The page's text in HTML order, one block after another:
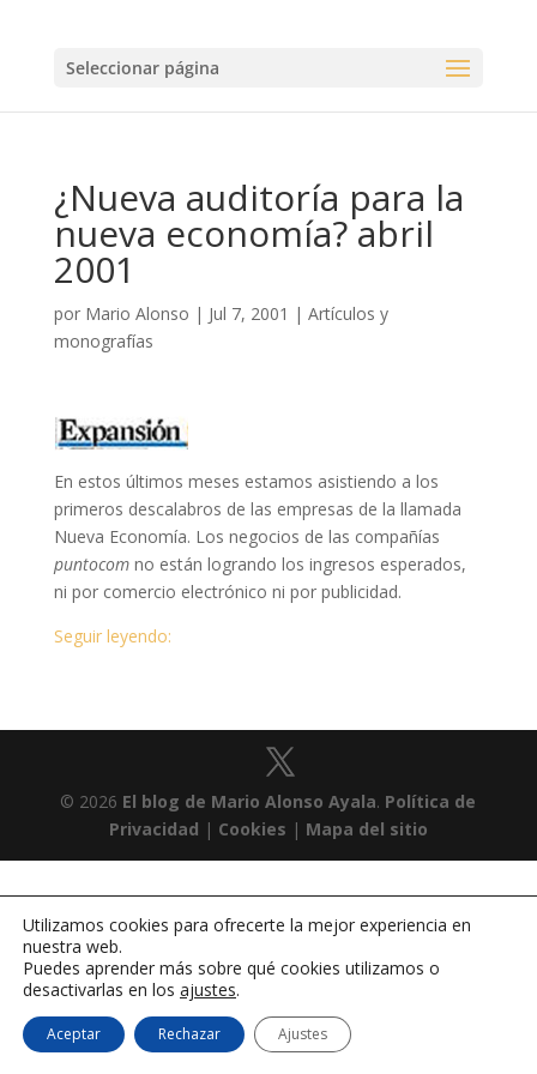
Seleccionar página
¿Nueva auditoría para la
nueva economía? abril
2001
por Mario Alonso | Jul 7, 2001 | Artículos y
monografías
En estos últimos meses estamos asistiendo a los
primeros descalabros de las empresas de la llamada
Nueva Economía. Los negocios de las compañías
puntocom no están logrando los ingresos esperados,
ni por comercio electrónico ni por publicidad.
Seguir leyendo:
© 2026 El blog de Mario Alonso Ayala. Política de
Privacidad | Cookies | Mapa del sitio
Utilizamos cookies para ofrecerte la mejor experiencia en
nuestra web.
Puedes aprender más sobre qué cookies utilizamos o
desactivarlas en los ajustes.
Aceptar Rechazar Ajustes